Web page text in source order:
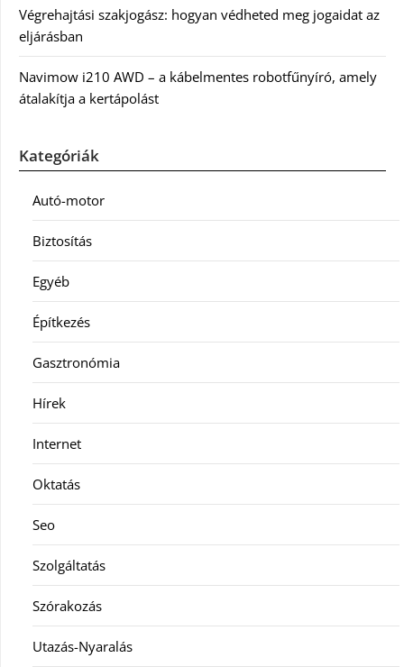
Végrehajtási szakjogász: hogyan védheted meg jogaidat az
eljárásban
Navimow i210 AWD – a kábelmentes robotfűnyíró, amely
átalakítja a kertápolást
Kategóriák
Autó-motor
Biztosítás
Egyéb
Építkezés
Gasztronómia
Hírek
Internet
Oktatás
Seo
Szolgáltatás
Szórakozás
Utazás-Nyaralás